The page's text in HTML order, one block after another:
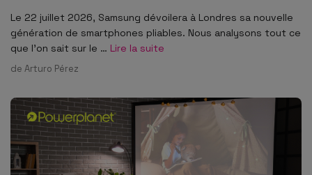
Le 22 juillet 2026, Samsung dévoilera à Londres sa nouvelle
génération de smartphones pliables. Nous analysons tout ce
que l'on sait sur le … Lire la suite
de Arturo Pérez